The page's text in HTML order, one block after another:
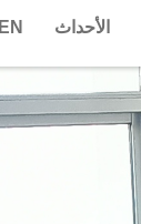
الأحداث EN